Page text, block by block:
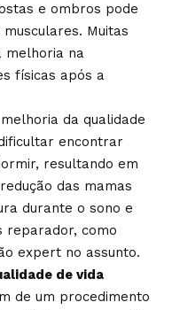
e ombros pode
Muitas
melhoria na
físicas após a
da qualidade
encontrar
resultando em
das mamas
durante o sono e
reparador, como
expert no assunto.
de vida
de um procedimento